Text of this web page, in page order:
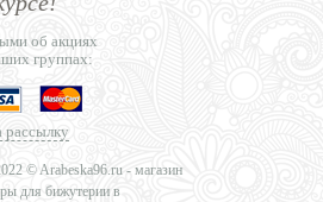
об акциях
группах:
рассылку
© Arabeska96.ru - магазин
для бижутерии в